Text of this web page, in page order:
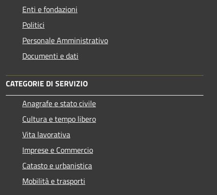
Enti e fondazioni
Politici
Personale Amministrativo
Documenti e dati
CATEGORIE DI SERVIZIO
Anagrafe e stato civile
Cultura e tempo libero
Vita lavorativa
Imprese e Commercio
Catasto e urbanistica
Mobilità e trasporti